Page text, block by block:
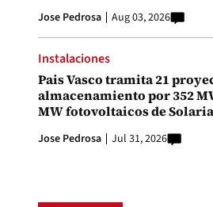
Jose Pedrosa Aug 03, 2026
Instalaciones
Pais Vasco tramita 21
almacenamiento por 352
MW fotovoltaicos de Solaria
Jose Pedrosa Jul 31, 2026